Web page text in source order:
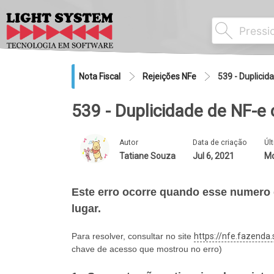
Nota Fiscal Rejeições NFe 539 -
539 - Duplicidade de NF-
Autor
Tatiane Souza
Data de criação
Jul 6, 2021
Este erro ocorre quando esse numero
lugar.
Para resolver, consultar no site https://
chave de acesso que mostrou no erro)